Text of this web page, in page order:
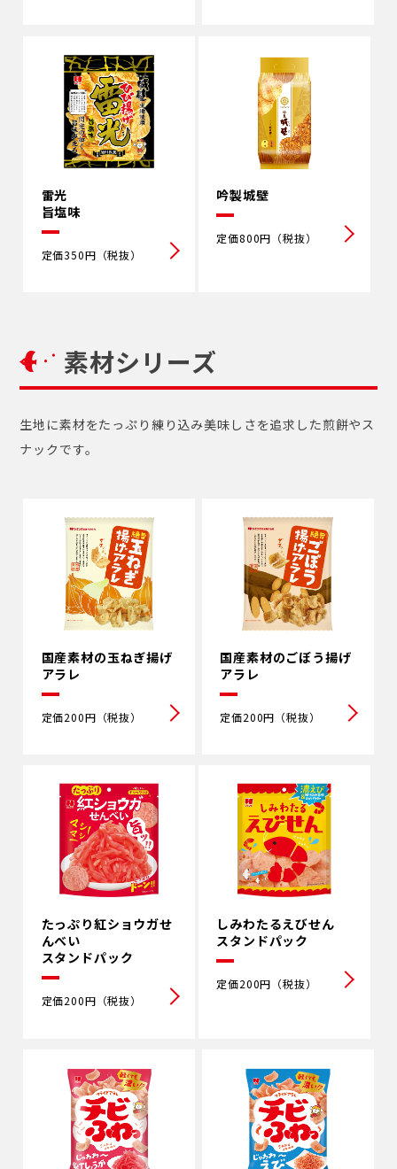
雷光
旨塩味
定価350円（税抜）
吟製城壁
定価800円（税抜）
素材シリーズ
生地に素材をたっぷり練り込み美味しさを追求した煎餅やス
ナックです。
国産素材の⽟ねぎ揚げ
アラレ
定価200円（税抜）
国産素材のごぼう揚げ
アラレ
定価200円（税抜）
たっぷり紅ショウガせ
んべい
スタンドパック
定価200円（税抜）
しみわたるえびせん
スタンドパック
定価200円（税抜）